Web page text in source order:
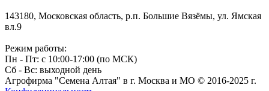
143180, Московская область, р.п. Большие Вязёмы, ул. Ямская
вл.9
Режим работы:
Пн - Пт: с 10:00-17:00 (по МСК)
Сб - Вс: выходной день
Агрофирма "Семена Алтая" в г. Москва и МО © 2016-2025 г.